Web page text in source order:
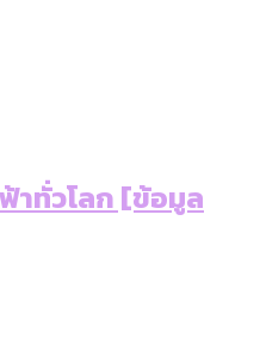
ตาโลกIndex 2025
: อันดับความน่าอยู่
เทพฯ
คมผู้สูงอายุ [ข้อมูลดิบ]
นที่สีเขียวใน กทม.
าทั่วโลก [ข้อมูล